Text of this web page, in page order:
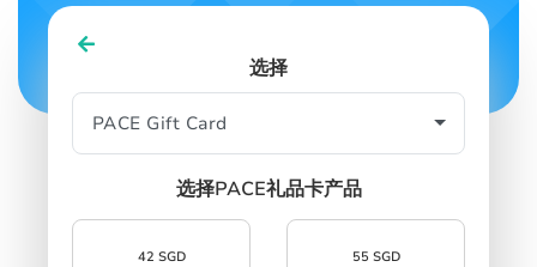
SIGN INSIGN UP
选择
选择PACE礼品卡产品
42 SGD 55 SGD